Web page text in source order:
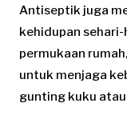
Antiseptik juga
kehidupan
permukaan
untuk menjaga
gunting kuku